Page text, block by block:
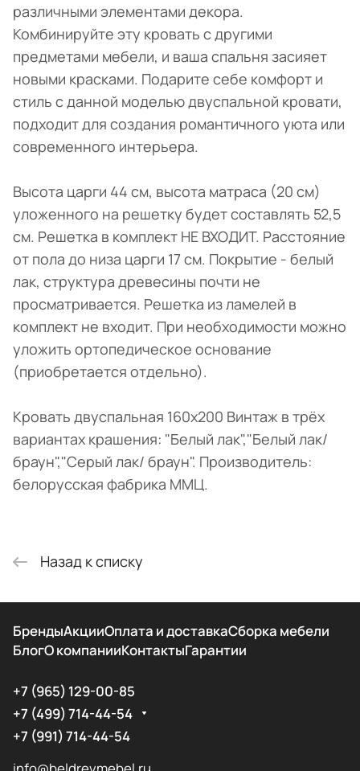
различными элементами декора.
Комбинируйте эту кровать с другими
предметами мебели, и ваша спальня засияет
новыми красками. Подарите себе комфорт и
стиль с данной моделью двуспальной кровати,
подходит для создания романтичного уюта или
современного интерьера.
Высота царги 44 см, высота матраса (20 см)
уложенного на решетку будет составлять 52,5
см. Решетка в комплект НЕ ВХОДИТ. Расстояние
от пола до низа царги 17 см. Покрытие - белый
лак, структура древесины почти не
просматривается. Решетка из ламелей в
комплект не входит. При необходимости можно
уложить ортопедическое основание
(приобретается отдельно).
Кровать двуспальная 160х200 Винтаж в трёх
вариантах крашения: "Белый лак","Белый лак/
браун","Серый лак/ браун". Производитель:
белорусская фабрика ММЦ.
Назад к списку
БрендыАкцииОплата и доставкаСборка мебели
БлогО компанииКонтактыГарантии
+7 (965) 129-00-85
+7 (499) 714-44-54
+7 (991) 714-44-54